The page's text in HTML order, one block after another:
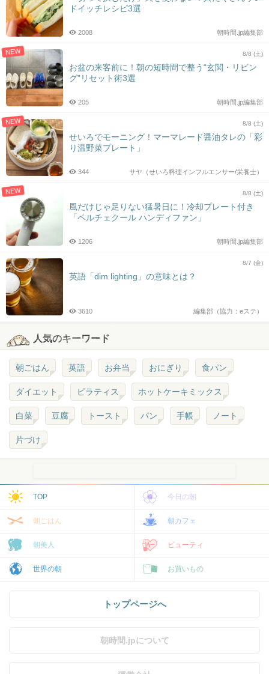
ドイッチレシピ3選
朝時間.jp編集部
2008
NEW 8/8 (土)
お盆の来客前に！朝の短時間で整う“玄関・リビン
グ”リセット術3選
朝時間.jp編集部
205
NEW 8/8 (土)
せいろでモーニング！マーマレード醤油タレの「彩
り温野菜プレート」
サヤ（せいろ料理インフルエンサー/栄養士）
344
NEW 8/8 (土)
風だけじゃ足りない猛暑日に！冷却プレート付き
「ペルチェクール ハンディファン」
朝時間.jp編集部
1206
8/7 (金)
英語「dim lighting」の意味とは？
編集部（協力：eステ）
3610
人気のキーワード
朝ごはん 英語 お弁当 おにぎり 食パン
ダイエット ピラティス ホットケーキミックス
白菜 豆腐 トースト パン 手帳 ノート
片づけ
TOP 今日の朝
朝ごはん 朝カフェ
朝美人 ビューティ
世界の朝 お買いもの
トップページへ
朝時間.jpについて